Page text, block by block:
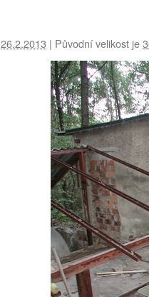
26.2.2013 | Původní velikost je